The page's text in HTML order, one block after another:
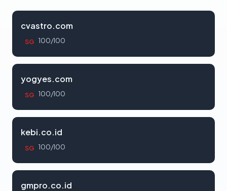
cvastro.com
SG 100/100
yogyes.com
SG 100/100
kebi.co.id
SG 100/100
gmpro.co.id